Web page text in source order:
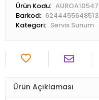
Ürün Kodu: AUROA10547
Barkod: 6244455648513
Kategori: Servis Sunum
Ürün Açıklaması